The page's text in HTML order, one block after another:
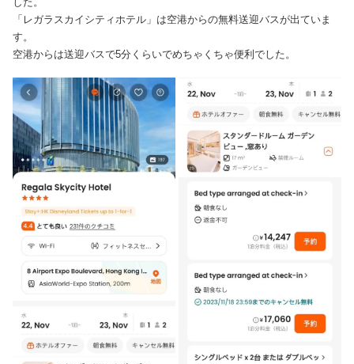
「レガラスカイシティホテル」は空港からの無料送迎バスが出ていま
す。
空港からは送迎バスで5分くらいでめちゃくちゃ便利でした。